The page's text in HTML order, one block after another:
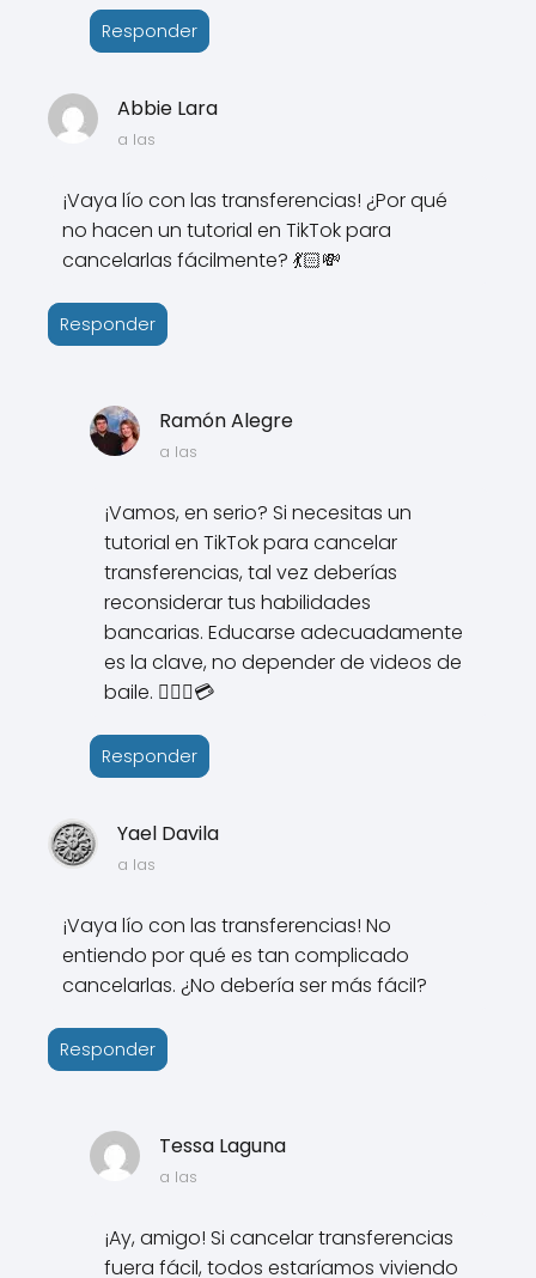
Responder
Abbie Lara
a las
¡Vaya lío con las transferencias! ¿Por qué
no hacen un tutorial en TikTok para
cancelarlas fácilmente? 💃🏻💸
Responder
Ramón Alegre
a las
¡Vamos, en serio? Si necesitas un
tutorial en TikTok para cancelar
transferencias, tal vez deberías
reconsiderar tus habilidades
bancarias. Educarse adecuadamente
es la clave, no depender de videos de
baile. 💁🏻‍♂️💳
Responder
Yael Davila
a las
¡Vaya lío con las transferencias! No
entiendo por qué es tan complicado
cancelarlas. ¿No debería ser más fácil?
Responder
Tessa Laguna
a las
¡Ay, amigo! Si cancelar transferencias
fuera fácil, todos estaríamos viviendo